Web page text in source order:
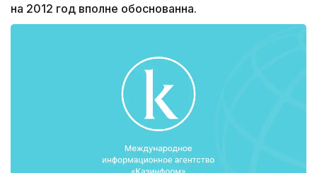
на 2012 год вполне обоснованна.